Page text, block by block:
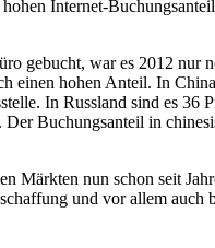
Internet-
gebucht, war es 2012 nur
einen hohen Anteil. In
In Russland sind es 36
Buchungsanteil in
Märkten nun schon seit
und vor allem auch